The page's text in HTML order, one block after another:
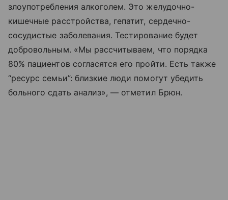
злоупотребления алкоголем. Это желудочно-
кишечные расстройства, гепатит, сердечно-
сосудистые заболевания. Тестирование будет
добровольным. «Мы рассчитываем, что порядка
80% пациентов согласятся его пройти. Есть также
“ресурс семьи”: близкие люди помогут убедить
больного сдать анализ», — отметил Брюн.